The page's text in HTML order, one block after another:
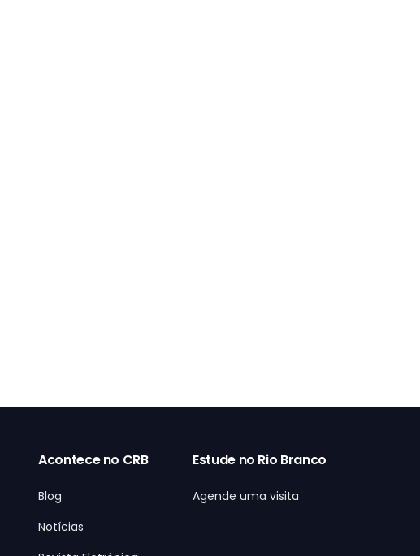
Acontece no CRB
Blog
Notícias
Estude no Rio Branco
Agende uma visita